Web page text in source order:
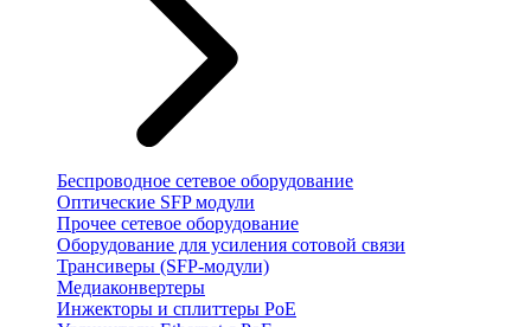
Беспроводное сетевое оборудование
Оптические SFP модули
Прочее сетевое оборудование
Оборудование для усиления сотовой связи
Трансиверы (SFP-модули)
Медиаконвертеры
Инжекторы и сплиттеры PoE